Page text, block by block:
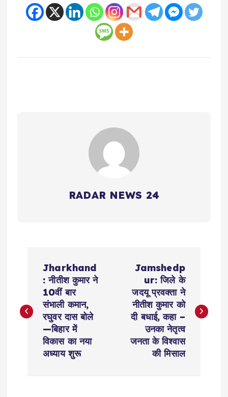
RADAR NEWS 24
s
Jharkhand
: नीतीश कुमार ने
10वीं बार
संभाली कमान,
रघुवर दास बोले
—बिहार में
विकास का नया
अध्याय शुरू
Jamshedp
ur: जिले के
जदयू प्रवक्ता ने
नीतीश कुमार को
दी बधाई, कहा –
उनका नेतृत्व
जनता के विश्वास
की मिसाल